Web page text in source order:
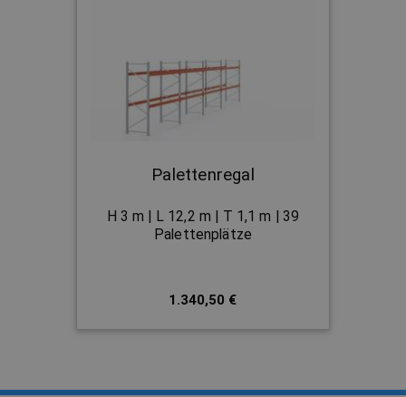
Palettenregal
H 3 m | L 12,2 m | T 1,1 m | 39
Palettenplätze
1.340,50 €